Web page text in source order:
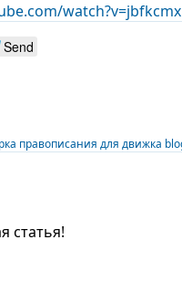
Send
правописания для движка
статья!